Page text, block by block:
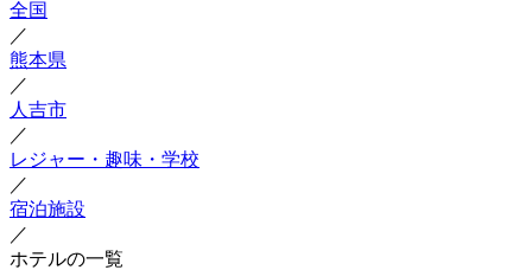
全国
／
熊本県
／
人吉市
／
レジャー・趣味・学校
／
宿泊施設
／
ホテルの一覧